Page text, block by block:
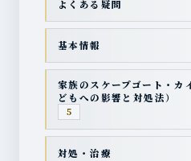
よくある疑問
基本情報
家族のスケープゴート・カ
どもへの影響と対処法）
5
対処・治療